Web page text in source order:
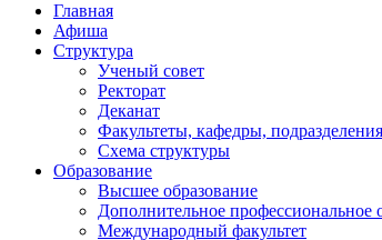
Новосибирская государственная
Новосибирская государственная
году распоряжением совмина
заведением в Сибири[2] и до сих пор
Глинки.
Главная
Афиша
Структура
Ученый совет
Ректорат
Деканат
Факультеты, кафедры, подразделения
Схема структуры
Образование
Высшее образование
Дополнительное профессиональное
Международный факультет